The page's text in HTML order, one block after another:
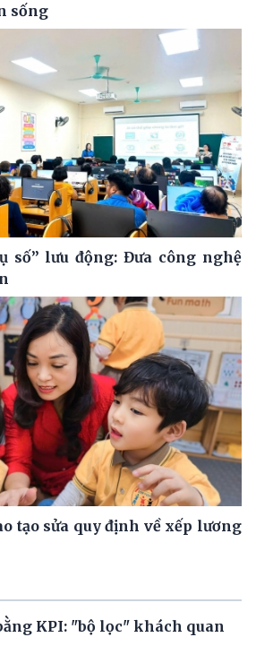
sống
số” lưu động: Đưa công nghệ
tạo sửa quy định về xếp lương
KPI: "bộ lọc" khách quan